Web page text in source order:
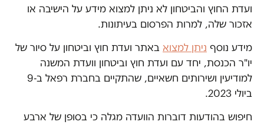
ועדת החוץ והביטחון לא ניתן למצוא מידע על הישיבה או
אזכור שלה, למרות הפרסום בעיתונות.
מידע נוסף ניתן למצוא באתר ועדת חוץ וביטחון על סיור של
יו"ר הכנסת, יחד עם ועדת חוץ וביטחון וועדת המשנה
למודיעין ושירותים חשאיים, שהתקיים בחברת רפאל ב-9
ביולי 2023.
חיפוש בהודעות דוברות הוועדה מגלה כי בסופן של ארבע